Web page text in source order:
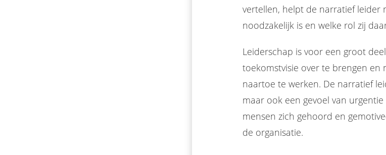
vertellen, helpt de narratief leider
noodzakelijk is en welke rol zij
Leiderschap is voor een groot
toekomstvisie over te brengen en
naartoe te werken. De narratief
maar ook een gevoel van
mensen zich gehoord en
de organisatie.